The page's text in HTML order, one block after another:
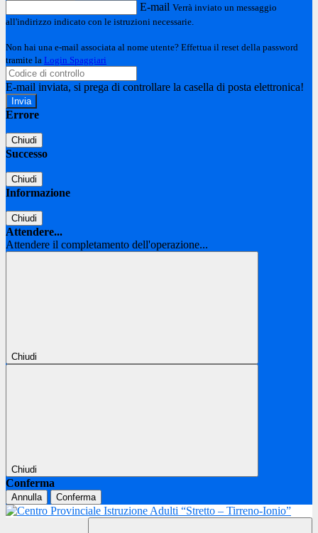
E-mail Verrà inviato un messaggio
all'indirizzo indicato con le istruzioni necessarie.
Non hai una e-mail associata al nome utente? Effettua il reset della password
tramite la Login Spaggiari
E-mail inviata, si prega di controllare la casella di posta elettronica!
Errore
Chiudi
Successo
Chiudi
Informazione
Chiudi
Attendere...
Attendere il completamento dell'operazione...
Chiudi
Chiudi
Conferma
Annulla Conferma